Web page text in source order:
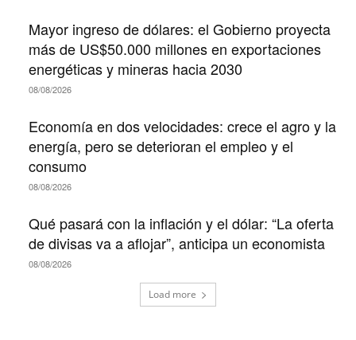
Mayor ingreso de dólares: el Gobierno proyecta
más de US$50.000 millones en exportaciones
energéticas y mineras hacia 2030
08/08/2026
Economía en dos velocidades: crece el agro y la
energía, pero se deterioran el empleo y el
consumo
08/08/2026
Qué pasará con la inflación y el dólar: “La oferta
de divisas va a aflojar”, anticipa un economista
08/08/2026
Load more